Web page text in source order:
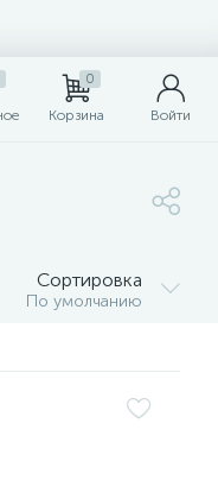
0
Корзина Войти
Сортировка
По умолчанию